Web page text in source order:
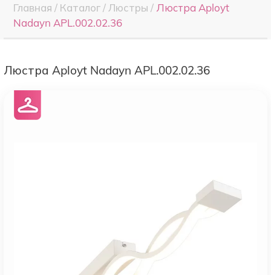
Главная / Каталог/ Люстры / Люстра Aployt
Nadayn APL.002.02.36
Люстра Aployt Nadayn APL.002.02.36